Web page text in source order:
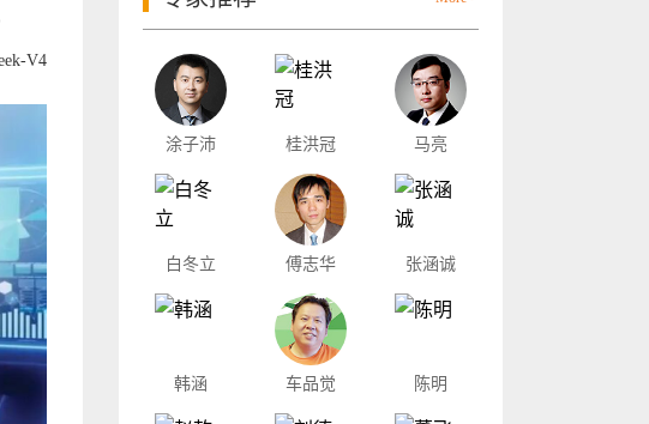
V4
涂子沛 桂洪冠 马亮
白冬立 傅志华 张涵诚
韩涵 车品觉 陈明